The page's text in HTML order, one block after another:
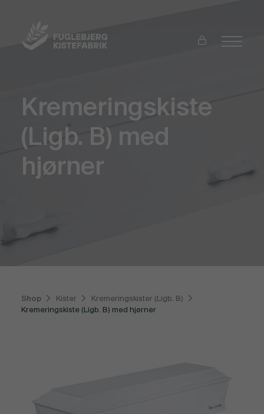
Kremeringskiste
(Ligb. B) med
hjørner
Shop Kister
Kremeringskister (Ligb. B)
Kremeringskiste (Ligb. B) med hjørner